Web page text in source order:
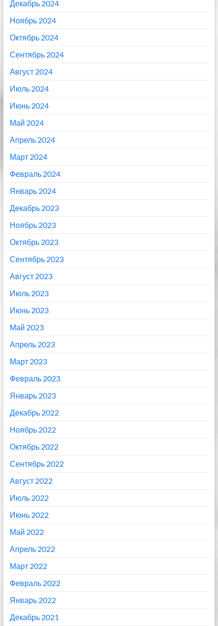
Декабрь 2024
Ноябрь 2024
Октябрь 2024
Сентябрь 2024
Август 2024
Июль 2024
Июнь 2024
Май 2024
Апрель 2024
Март 2024
Февраль 2024
Январь 2024
Декабрь 2023
Ноябрь 2023
Октябрь 2023
Сентябрь 2023
Август 2023
Июль 2023
Июнь 2023
Май 2023
Апрель 2023
Март 2023
Февраль 2023
Январь 2023
Декабрь 2022
Ноябрь 2022
Октябрь 2022
Сентябрь 2022
Август 2022
Июль 2022
Июнь 2022
Май 2022
Апрель 2022
Март 2022
Февраль 2022
Январь 2022
Декабрь 2021